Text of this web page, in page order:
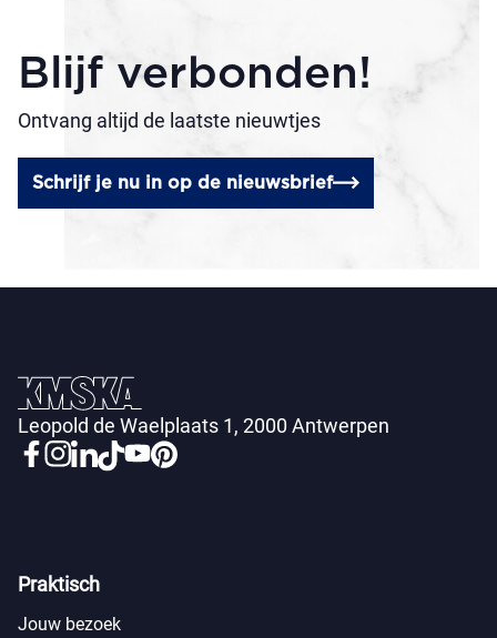
Blijf verbonden!
Ontvang altijd de laatste nieuwtjes
Schrijf je nu in op de nieuwsbrief
Leopold de Waelplaats 1, 2000 Antwerpen
Praktisch
Jouw bezoek